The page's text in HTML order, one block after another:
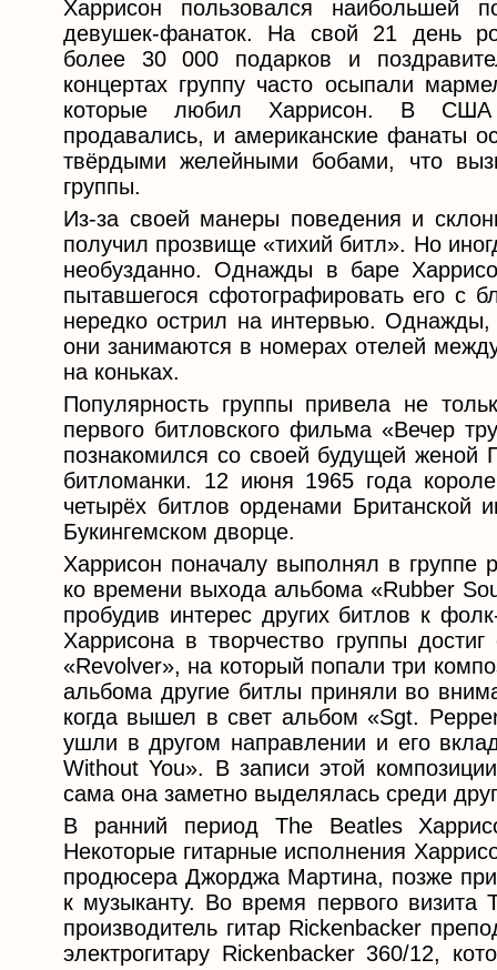
Харрисон пользовался наибольшей
девушек-фанаток. На свой 21 день
более 30 000 подарков и
концертах группу часто осыпали
которые любил Харрисон. В
продавались, и американские фанаты
твёрдыми желейными бобами, что
группы.
Из-за своей манеры поведения и
получил прозвище «тихий битл». Но
необузданно. Однажды в баре
пытавшегося сфотографировать его с
нередко острил на интервью. Однажды,
они занимаются в номерах отелей
на коньках.
Популярность группы привела не
первого битловского фильма «Вечер
познакомился со своей будущей
битломанки. 12 июня 1965 года
четырёх битлов орденами Британской
Букингемском дворце.
Харрисон поначалу выполнял в группе
ко времени выхода альбома «Rubber
пробудив интерес других битлов к
Харрисона в творчество группы
«Revolver», на который попали три
альбома другие битлы приняли во
когда вышел в свет альбом «Sgt.
ушли в другом направлении и его
Without You». В записи этой
сама она заметно выделялась среди
В ранний период The Beatles
Некоторые гитарные исполнения
продюсера Джорджа Мартина, позже
к музыканту. Во время первого
производитель гитар Rickenbacker
электрогитару Rickenbacker 360/12,